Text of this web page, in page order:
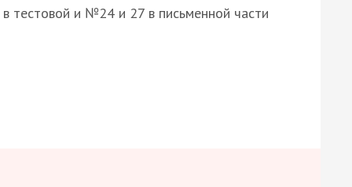
тестовой и №24 и 27 в письменной части